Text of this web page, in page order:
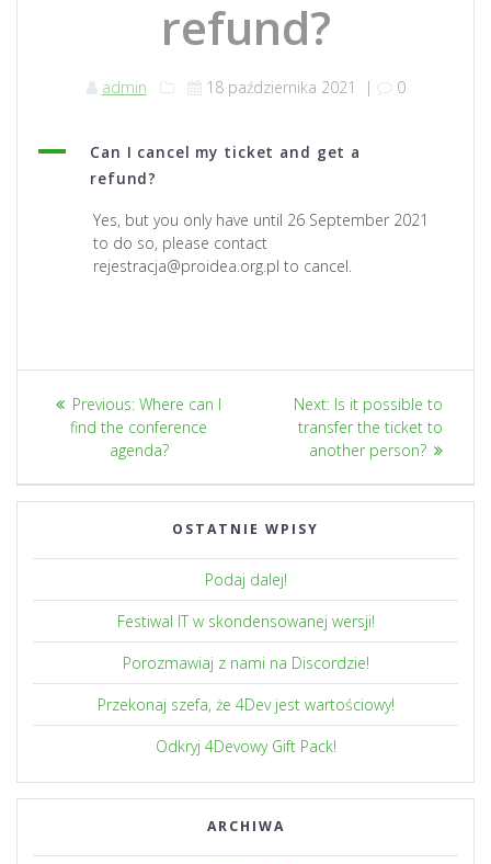
refund?
admin 18 października 2021 | 0
A
Can I cancel my ticket and get a
refund?
Yes, but you only have until 26 September 2021
to do so, please contact
rejestracja@proidea.org.pl to cancel.
Nawigacja
wpisu
Previous: Previous
post:
Where can I
find the conference
agenda?
Next: Next
post:
Is it possible to
transfer the ticket to
another person?
OSTATNIE WPISY
Podaj dalej!
Festiwal IT w skondensowanej wersji!
Porozmawiaj z nami na Discordzie!
Przekonaj szefa, że 4Dev jest wartościowy!
Odkryj 4Devowy Gift Pack!
ARCHIWA